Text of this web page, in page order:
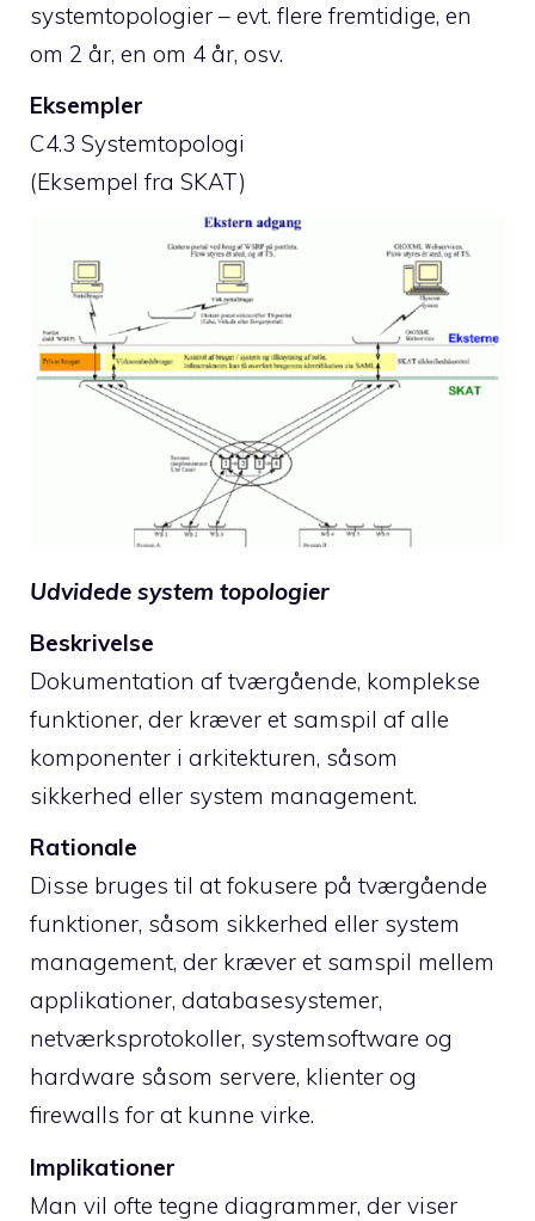
systemtopologier – evt. flere fremtidige, en
om 2 år, en om 4 år, osv.
Eksempler
C4.3 Systemtopologi
(Eksempel fra SKAT)
Udvidede system topologier
Beskrivelse
Dokumentation af tværgående, komplekse
funktioner, der kræver et samspil af alle
komponenter i arkitekturen, såsom
sikkerhed eller system management.
Rationale
Disse bruges til at fokusere på tværgående
funktioner, såsom sikkerhed eller system
management, der kræver et samspil mellem
applikationer, databasesystemer,
netværksprotokoller, systemsoftware og
hardware såsom servere, klienter og
firewalls for at kunne virke.
Implikationer
Man vil ofte tegne diagrammer, der viser